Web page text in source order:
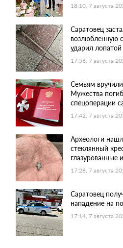
18:10, 7 августа
Саратовец
возлюбленную
ударил лопатой
17:56, 7 августа
Семьям
Мужества
спецоперации
17:42, 7 августа
Археологи
стеклянный
глазурованные
17:28, 7 августа
Саратовец
нападение на
17:14, 7 августа